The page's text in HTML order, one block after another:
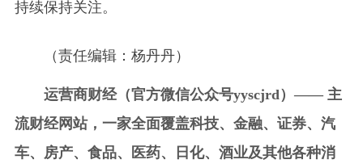
持续保持关注。
（责任编辑：杨丹丹）
运营商财经（官方微信公众号yyscjrd）—— 主
流财经网站，一家全面覆盖科技、金融、证券、汽
车、房产、食品、医药、日化、酒业及其他各种消